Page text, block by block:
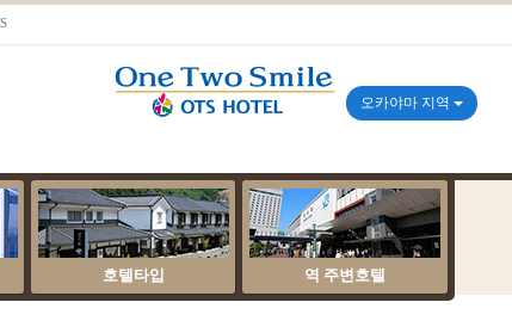
오카야마 지역
호텔타입 역 주변호텔